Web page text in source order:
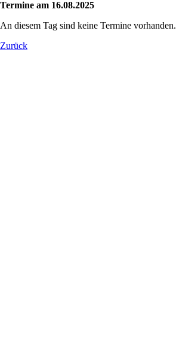
Termine am 16.08.2025
An diesem Tag sind keine Termine vorhanden.
Zurück